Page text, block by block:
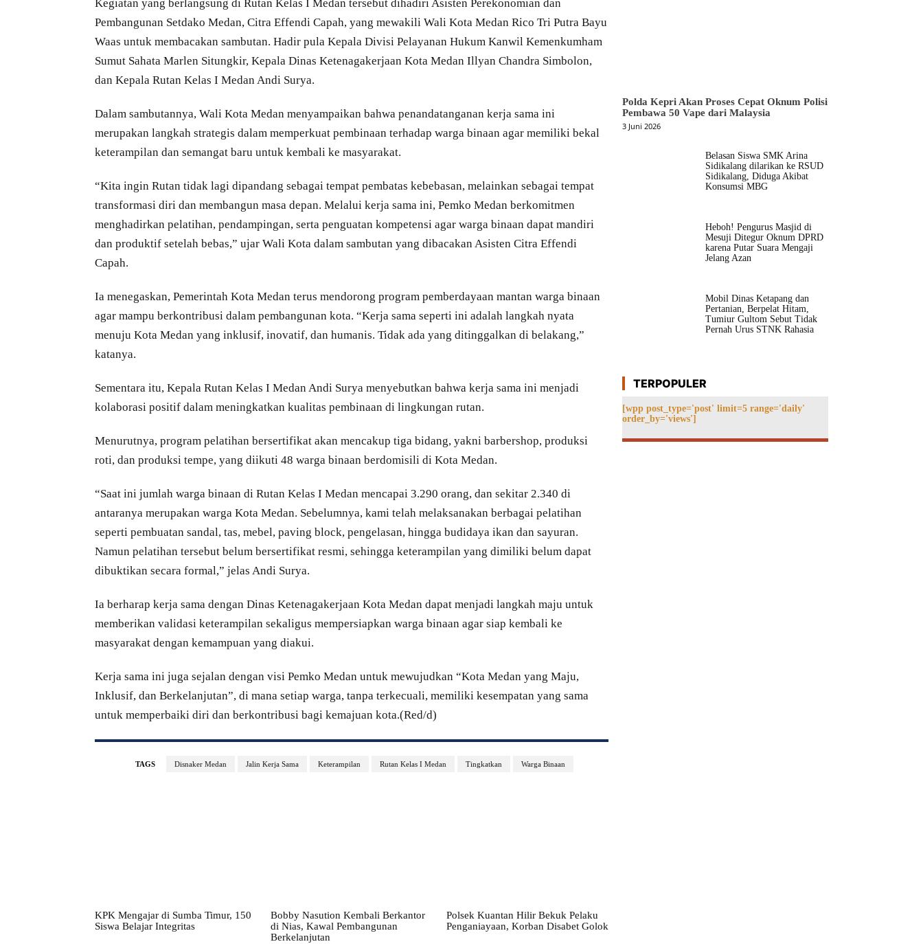
Kegiatan yang berlangsung di Rutan Kelas I Medan tersebut dihadiri Asisten Perekonomian dan
Pembangunan Setdako Medan, Citra Effendi Capah, yang mewakili Wali Kota Medan Rico Tri Putra Bayu
Waas untuk membacakan sambutan. Hadir pula Kepala Divisi Pelayanan Hukum Kanwil Kemenkumham
Sumut Sahata Marlen Situngkir, Kepala Dinas Ketenagakerjaan Kota Medan Illyan Chandra Simbolon,
dan Kepala Rutan Kelas I Medan Andi Surya.
Dalam sambutannya, Wali Kota Medan menyampaikan bahwa penandatanganan kerja sama ini
merupakan langkah strategis dalam memperkuat pembinaan terhadap warga binaan agar memiliki bekal
keterampilan dan semangat baru untuk kembali ke masyarakat.
“Kita ingin Rutan tidak lagi dipandang sebagai tempat pembatas kebebasan, melainkan sebagai tempat
transformasi diri dan membangun masa depan. Melalui kerja sama ini, Pemko Medan berkomitmen
menghadirkan pelatihan, pendampingan, serta penguatan kompetensi agar warga binaan dapat mandiri
dan produktif setelah bebas,” ujar Wali Kota dalam sambutan yang dibacakan Asisten Citra Effendi
Capah.
Ia menegaskan, Pemerintah Kota Medan terus mendorong program pemberdayaan mantan warga binaan
agar mampu berkontribusi dalam pembangunan kota. “Kerja sama seperti ini adalah langkah nyata
menuju Kota Medan yang inklusif, inovatif, dan humanis. Tidak ada yang ditinggalkan di belakang,”
katanya.
Sementara itu, Kepala Rutan Kelas I Medan Andi Surya menyebutkan bahwa kerja sama ini menjadi
kolaborasi positif dalam meningkatkan kualitas pembinaan di lingkungan rutan.
Menurutnya, program pelatihan bersertifikat akan mencakup tiga bidang, yakni barbershop, produksi
roti, dan produksi tempe, yang diikuti 48 warga binaan berdomisili di Kota Medan.
“Saat ini jumlah warga binaan di Rutan Kelas I Medan mencapai 3.290 orang, dan sekitar 2.340 di
antaranya merupakan warga Kota Medan. Sebelumnya, kami telah melaksanakan berbagai pelatihan
seperti pembuatan sandal, tas, mebel, paving block, pengelasan, hingga budidaya ikan dan sayuran.
Namun pelatihan tersebut belum bersertifikat resmi, sehingga keterampilan yang dimiliki belum dapat
dibuktikan secara formal,” jelas Andi Surya.
Ia berharap kerja sama dengan Dinas Ketenagakerjaan Kota Medan dapat menjadi langkah maju untuk
memberikan validasi keterampilan sekaligus mempersiapkan warga binaan agar siap kembali ke
masyarakat dengan kemampuan yang diakui.
Kerja sama ini juga sejalan dengan visi Pemko Medan untuk mewujudkan “Kota Medan yang Maju,
Inklusif, dan Berkelanjutan”, di mana setiap warga, tanpa terkecuali, memiliki kesempatan yang sama
untuk memperbaiki diri dan berkontribusi bagi kemajuan kota.(Red/d)
TAGS Disnaker Medan Jalin Kerja Sama Keterampilan Rutan Kelas I Medan Tingkatkan Warga Binaan
KPK Mengajar di Sumba Timur, 150
Siswa Belajar Integritas
Bobby Nasution Kembali Berkantor
di Nias, Kawal Pembangunan
Berkelanjutan
Polsek Kuantan Hilir Bekuk Pelaku
Penganiayaan, Korban Disabet Golok
Polda Kepri Akan Proses Cepat Oknum Polisi
Pembawa 50 Vape dari Malaysia
3 Juni 2026
Belasan Siswa SMK Arina
Sidikalang dilarikan ke RSUD
Sidikalang, Diduga Akibat
Konsumsi MBG
Heboh! Pengurus Masjid di
Mesuji Ditegur Oknum DPRD
karena Putar Suara Mengaji
Jelang Azan
Mobil Dinas Ketapang dan
Pertanian, Berpelat Hitam,
Tumiur Gultom Sebut Tidak
Pernah Urus STNK Rahasia
TERPOPULER
[wpp post_type='post' limit=5 range='daily'
order_by='views']